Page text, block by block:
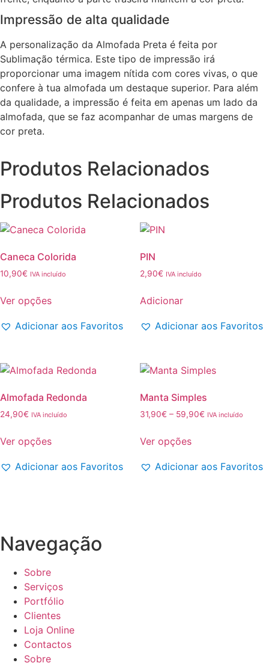
Impressão de alta qualidade
A personalização da Almofada Preta é feita por
Sublimação térmica. Este tipo de impressão irá
proporcionar uma imagem nítida com cores vivas, o que
confere à tua almofada um destaque superior. Para além
da qualidade, a impressão é feita em apenas um lado da
almofada, que se faz acompanhar de umas margens de
cor preta.
Produtos Relacionados
Produtos Relacionados
Caneca Colorida
10,90€ IVA incluído
Ver opçõesproduct
multiple
options
may
chosen
product
Adicionar aos Favoritos
PIN
2,90€ IVA incluído
Adicionar
Adicionar aos Favoritos
Almofada Redonda
24,90€ IVA incluído
Ver opçõesproduct
multiple
be
the
product
page
Adicionar aos Favoritos
Manta Simples
31,90€ – 59,90€Price
59,90€
IVA incluído
Ver opçõesproduct
multiple
Adicionar aos Favoritos
Navegação
Sobre
Serviços
Portfólio
Clientes
Loja Online
Contactos
Sobre